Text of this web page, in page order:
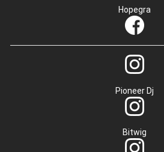
Hopegra
Pioneer Dj
Bitwig